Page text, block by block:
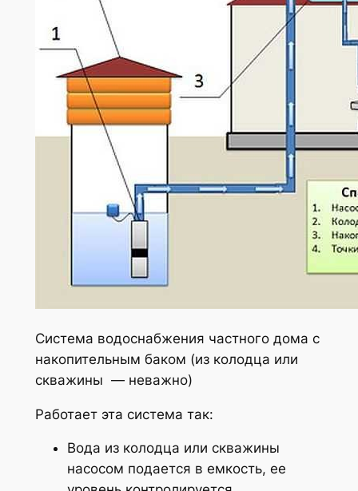
Система водоснабжения частного дома с
накопительным баком (из колодца или
скважины — неважно)
Работает эта система так:
Вода из колодца или скважины
насосом подается в емкость, ее